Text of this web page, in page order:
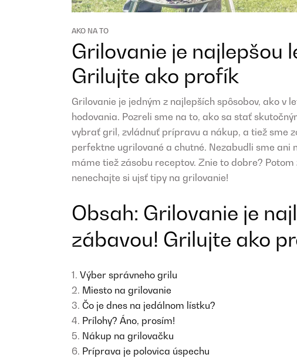
AKO NA TO
Grilovanie je najlepšou
Grilujte ako profík
Grilovanie je jedným z najlepších spôsobov, ako v
hodovania. Pozreli sme na to, ako sa stať
vybrať gril, zvládnuť prípravu a nákup, a tiež sme
perfektne ugrilované a chutné. Nezabudli sme ani
máme tiež zásobu receptov. Znie to dobre?
nenechajte si ujsť tipy na grilovanie!
Obsah: Grilovanie je
zábavou! Grilujte ako
Výber správneho grilu
Miesto na grilovanie
Čo je dnes na jedálnom lístku?
Prílohy? Áno, prosím!
Nákup na grilovačku
Príprava je polovica úspechu